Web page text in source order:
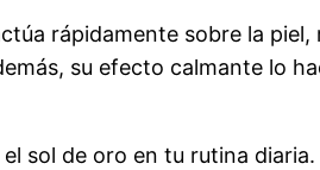
rápidamente sobre la piel,
su efecto calmante lo
sol de oro en tu rutina diaria.